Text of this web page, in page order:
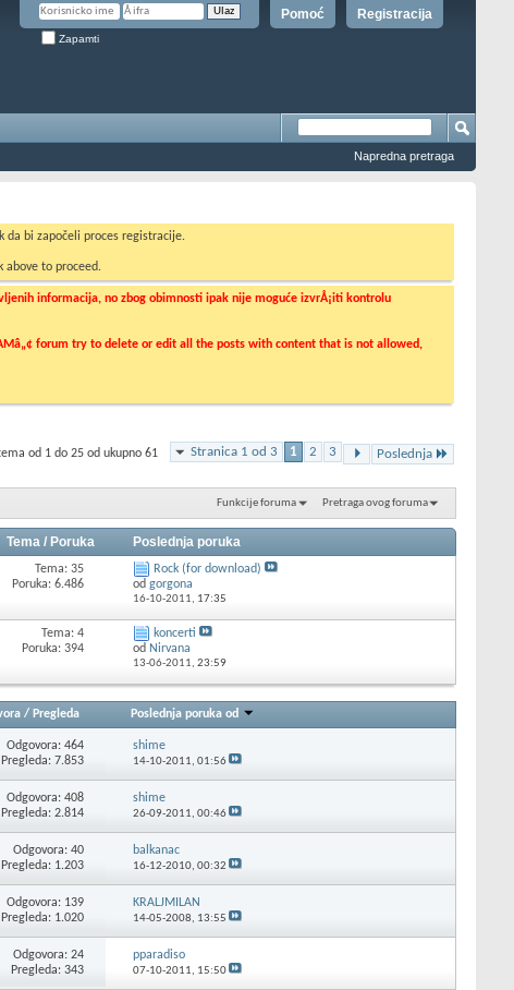
Registracija
Pomoć
Zapamti
Napredna pretraga
da bi započeli proces registracije.
above to proceed.
informacija, no zbog obimnosti ipak nije moguće izvrÅ¡iti kontrolu
forum try to delete or edit all the posts with content that is not allowed,
Stranica 1 od 3 1 2 3 Poslednja
od 1 do 25 od ukupno 61
Funkcije foruma Pretraga ovog foruma
Tema / Poruka Poslednja poruka
Tema: 35
Poruka: 6.486
Rock (for download)
od gorgona
16-10-2011, 17:35
Tema: 4
Poruka: 394
koncerti
od Nirvana
13-06-2011, 23:59
/ Pregleda Poslednja poruka od
Odgovora: 464
Pregleda: 7.853
shime
14-10-2011, 01:56
Odgovora: 408
Pregleda: 2.814
shime
26-09-2011, 00:46
Odgovora: 40
Pregleda: 1.203
balkanac
16-12-2010, 00:32
Odgovora: 139
Pregleda: 1.020
KRALJMILAN
14-05-2008, 13:55
Odgovora: 24
Pregleda: 343
pparadiso
07-10-2011, 15:50